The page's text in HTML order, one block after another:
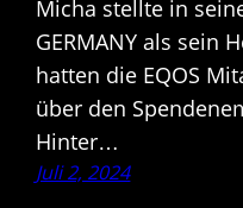
Micha stellte in
GERMANY als sein
hatten die EQOS
über den
Hinter…
Juli 2, 2024